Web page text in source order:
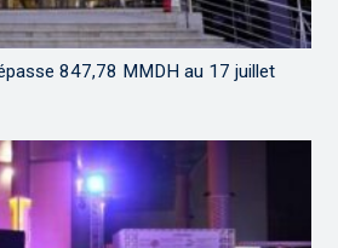
847,78 MMDH au 17 juillet